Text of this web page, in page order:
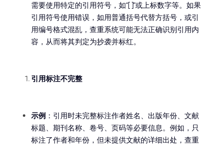
需要使用特定的引用符号，如“[]”或上标数字等。如果
引用符号使用错误，如用普通括号代替方括号，或引
用编号格式混乱，查重系统可能无法正确识别引用内
容，从而将其判定为抄袭并标红。
引用标注不完整
示例 ：引用时未完整标注作者姓名、出版年份、文献
标题、期刊名称、卷号、页码等必要信息。例如，只
标注了作者和年份，但未提供文献的详细出处，查重